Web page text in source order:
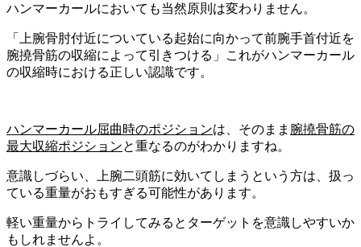
ハンマーカールにおいても当然原則は変わりません。
「上腕骨肘付近についている起始に向かって前腕手首付近を
腕撓骨筋の収縮によって引きつける」
これがハンマーカール
の収縮時における正しい認識です。
ハンマーカール屈曲時のポジションは、そのまま 腕撓骨筋の
最大収縮ポジションと重なるのがわかりますね。
意識しづらい、上腕二頭筋に効いてしまうという方は、扱っ
ている重量がおもすぎる可能性があります。
軽い重量からトライ してみるとターゲットを意識しやすいか
もしれませんよ。